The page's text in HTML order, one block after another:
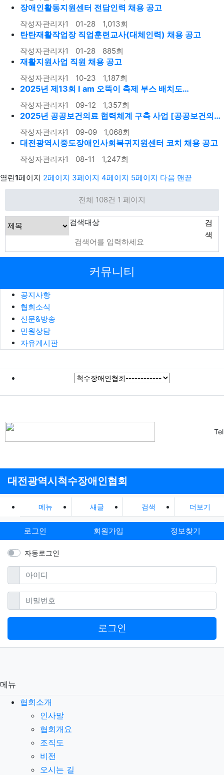
장애인활동지원센터 전담인력 채용 공고
작성자관리자1 01-28 1,013회
탄탄재활작업장 직업훈련교사(대체인력) 채용 공고
작성자관리자1 01-28 885회
재활지원사업 직원 채용 공고
작성자관리자1 10-23 1,187회
2025년 제13회 I am 오뚝이 축제 부스 배치도…
작성자관리자1 09-12 1,357회
2025년 공공보건의료 협력체계 구축 사업 [공공보건의…
작성자관리자1 09-09 1,068회
대전광역시중도장애인사회복귀지원센터 코치 채용 공고
작성자관리자1 08-11 1,247회
열린1페이지 2페이지 3페이지 4페이지 5페이지 다음 맨끝
전체 108건 1 페이지
검색대상
검
색
커뮤니티
공지사항
협회소식
신문&방송
민원상담
자유게시판
대전광역시척수장애인협회
메뉴 새글 검색 더보기
로그인 회원가입 정보찾기
자동로그인
아이디필수
비밀번호필수
로그인
메뉴
협회소개
인사말
협회개요
조직도
비전
오시는 길